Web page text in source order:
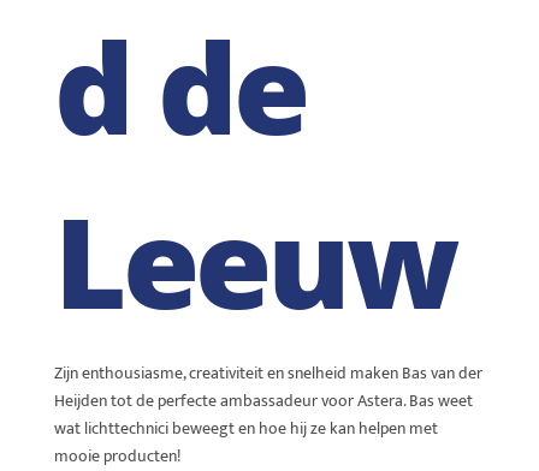
d de
Leeuw
Zijn enthousiasme, creativiteit en snelheid maken Bas van der
Heijden tot de perfecte ambassadeur voor Astera. Bas weet
wat lichttechnici beweegt en hoe hij ze kan helpen met
mooie producten!